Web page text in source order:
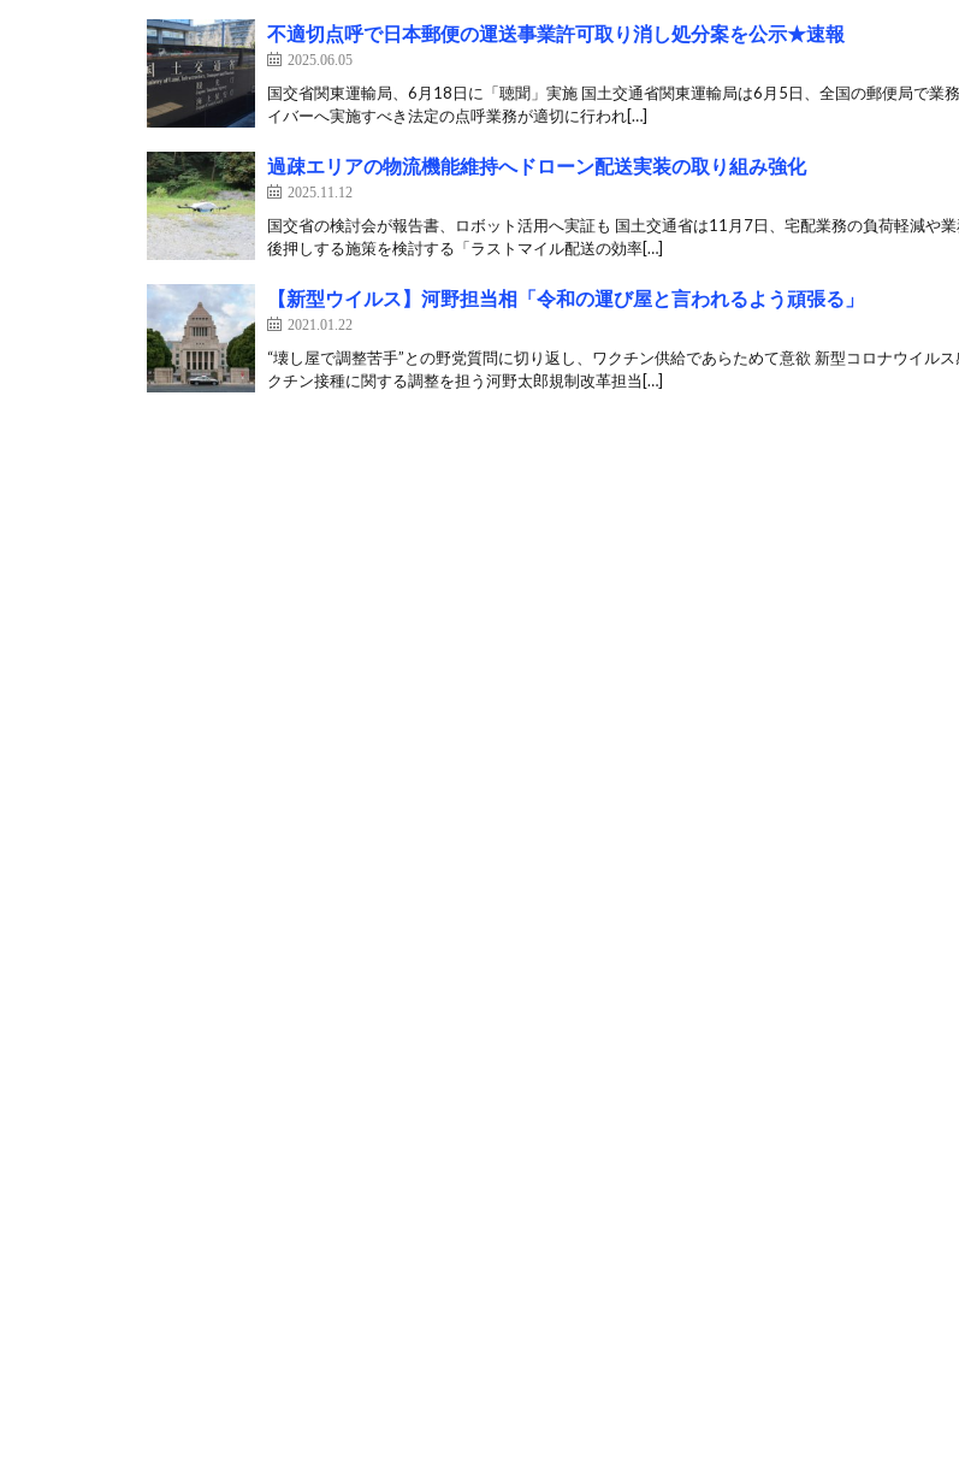
不適切点呼で日本郵便の運送事業許可取り消し処分案を公示★速報
2025.06.05
国交省関東運輸局、6月18日に「聴聞」実施 国土交通省関東運輸局は6月5日、全国の郵便局で業
イバーへ実施すべき法定の点呼業務が適切に行われ[…]
過疎エリアの物流機能維持へドローン配送実装の取り組み強化
2025.11.12
国交省の検討会が報告書、ロボット活用へ実証も 国土交通省は11月7日、宅配業務の負荷軽減や
後押しする施策を検討する「ラストマイル配送の効率[…]
【新型ウイルス】河野担当相「令和の運び屋と言われるよう頑張る」
2021.01.22
“壊し屋で調整苦手”との野党質問に切り返し、ワクチン供給であらためて意欲 新型コロナウイルス
クチン接種に関する調整を担う河野太郎規制改革担当[…]